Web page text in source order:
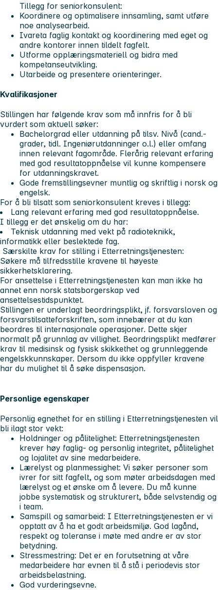
Tillegg for seniorkonsulent:
Koordinere og optimalisere innsamling, samt utføre
noe analysearbeid.
Ivareta faglig kontakt og koordinering med eget og
andre kontorer innen tildelt fagfelt.
Utforme opplæringsmateriell og bidra med
kompetanseutvikling.
Utarbeide og presentere orienteringer.
Kvalifikasjoner
Stillingen har følgende krav som må innfris for å bli
vurdert som aktuell søker:
Bachelorgrad eller utdanning på tilsv. Nivå (cand.-
grader, tidl. Ingeniørutdanninger o.l.) eller omfang
innen relevant fagområde. Flerårig relevant erfaring
med god resultatoppnåelse vil kunne kompensere
for utdanningskravet.
Gode fremstillingsevner muntlig og skriftlig i norsk og
engelsk.
For å bli tilsatt som seniorkonsulent kreves i tillegg:
Lang relevant erfaring med god resultatoppnåelse.
I tillegg er det ønskelig om du har:
Teknisk utdanning med vekt på radioteknikk,
informatikk eller beslektede fag.
Særskilte krav for stilling i Etterretningstjenesten:
Søkere må tilfredsstille kravene til høyeste
sikkerhetsklarering.
For ansettelse i Etterretningstjenesten kan man ikke ha
annet enn norsk statsborgerskap ved
ansettelsestidspunktet.
Stillingen er underlagt beordringsplikt, jf. forsvarsloven og
forsvarstilsatteforskriften, som innebærer at du kan
beordres til internasjonale operasjoner. Dette skjer
normalt på grunnlag av villighet. Beordringsplikt medfører
krav til medisinsk og fysisk skikkethet og grunnleggende
engelskkunnskaper. Dersom du ikke oppfyller kravene
har du mulighet til å søke dispensasjon.
Personlige egenskaper
Personlig egnethet for en stilling i Etterretningstjenesten vil
bli ilagt stor vekt:
Holdninger og pålitelighet: Etterretningstjenesten
krever høy faglig- og personlig integritet, pålitelighet
og lojalitet av sine medarbeidere.
Lærelyst og planmessighet: Vi søker personer som
ivrer for sitt fagfelt, og som møter arbeidsdagen med
lærelyst og et ønske om å levere. Du må kunne
jobbe systematisk og strukturert, både selvstendig og
i team.
Samspill og samarbeid: I Etterretningstjenesten er vi
opptatt av å ha et godt arbeidsmiljø. God lagånd,
respekt og toleranse i møte med andre er av stor
betydning.
Stressmestring: Det er en forutsetning at våre
medarbeidere har evnen til å stå i periodevis stor
arbeidsbelastning.
God vurderingsevne.